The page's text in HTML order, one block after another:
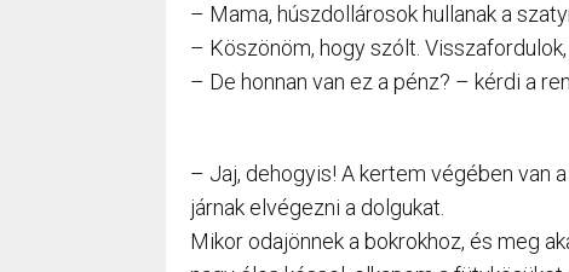
– Mama, húszdollárosok hullanak a
– Köszönöm, hogy szólt.
– De honnan van ez a pénz? – kérdi a
– Jaj, dehogyis! A kertem végében van
járnak elvégezni a dolgukat.
Mikor odajönnek a bokrokhoz, és meg